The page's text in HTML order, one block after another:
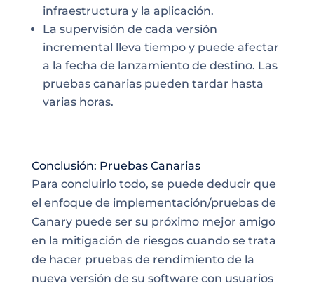
infraestructura y la aplicación.
La supervisión de cada versión
incremental lleva tiempo y puede afectar
a la fecha de lanzamiento de destino. Las
pruebas canarias pueden tardar hasta
varias horas.
Conclusión: Pruebas Canarias
Para concluirlo todo, se puede deducir que
el enfoque de implementación/pruebas de
Canary puede ser su próximo mejor amigo
en la mitigación de riesgos cuando se trata
de hacer pruebas de rendimiento de la
nueva versión de su software con usuarios